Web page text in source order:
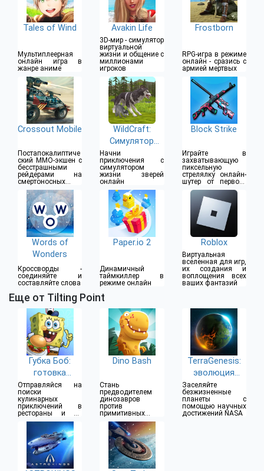
Tales of Wind
Мультиплеерная
онлайн игра в
жанре аниме
Avakin Life
3D-мир - симулятор
виртуальной
жизни и общение с
миллионами
игроков
Frostborn
RPG-игра в режиме
онлайн - сразись с
армией мертвых
Crossout Mobile
Постапокалиптиче
ский MMO-экшен с
бесстрашными
рейдерами на
смертоносных
бронемобилях
WildCraft:
Симулятор
Зверей
Начни
приключения с
симулятором
жизни зверей
онлайн
Block Strike
Играйте в
захватывающую
пиксельную
стрелялку онлайн-
шутер от первого
лица
Words of
Wonders
Кроссворды -
соединяйте и
составляйте слова
Paper.io 2
Динамичный
таймкиллер в
режиме онлайн
Roblox
Виртуальная
вселенная для игр,
их создания и
воплощения всех
ваших фантазий
Еще от Tilting Point
Губка Боб:
готовка
бургеров!
Отправляйся на
поиски
кулинарных
приключений в
рестораны и на
кухни вместе с
Губкой Бобом
Dino Bash
Стань
предводителем
динозавров
против
примитивных
голодающих хомо
сапиенсов
TerraGenesis:
эволюция
планет
Заселяйте
безжизненные
планеты с
помощью научных
достижений NASA